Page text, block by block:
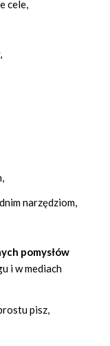
cele,
narzędziom,
pomysłów
i w mediach
pisz,